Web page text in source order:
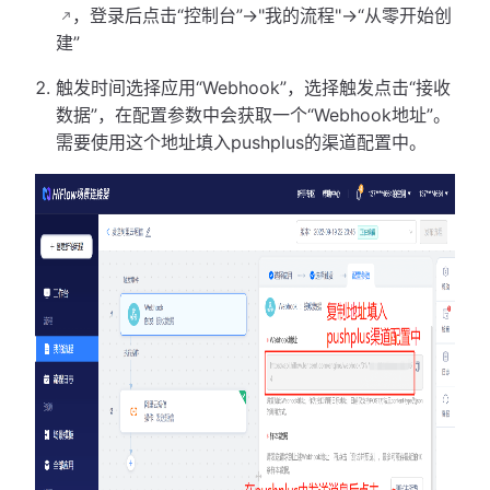
，登录后点击“控制台”->"我的流程"->“从零开始创
建”
触发时间选择应用“Webhook”，选择触发点击“接收
数据”，在配置参数中会获取一个“Webhook地址”。
需要使用这个地址填入pushplus的渠道配置中。